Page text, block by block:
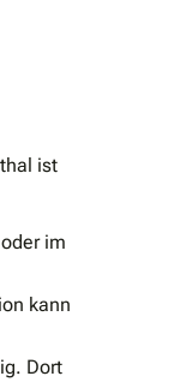
ist
im
kann
Dort